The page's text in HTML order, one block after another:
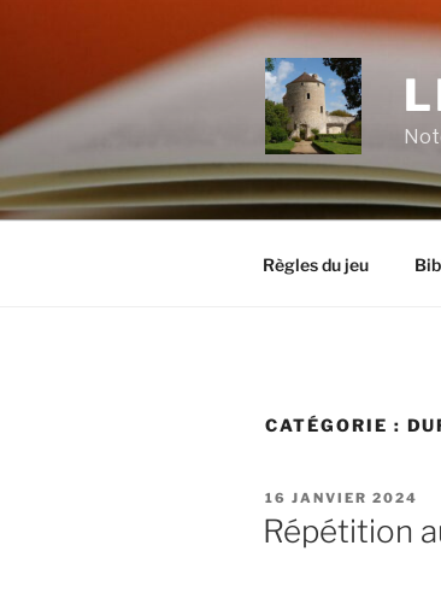
principal
Règles du jeu
CATÉGORIE :
PUBLIÉ
LE
16 JANVIER 2024
Répétition